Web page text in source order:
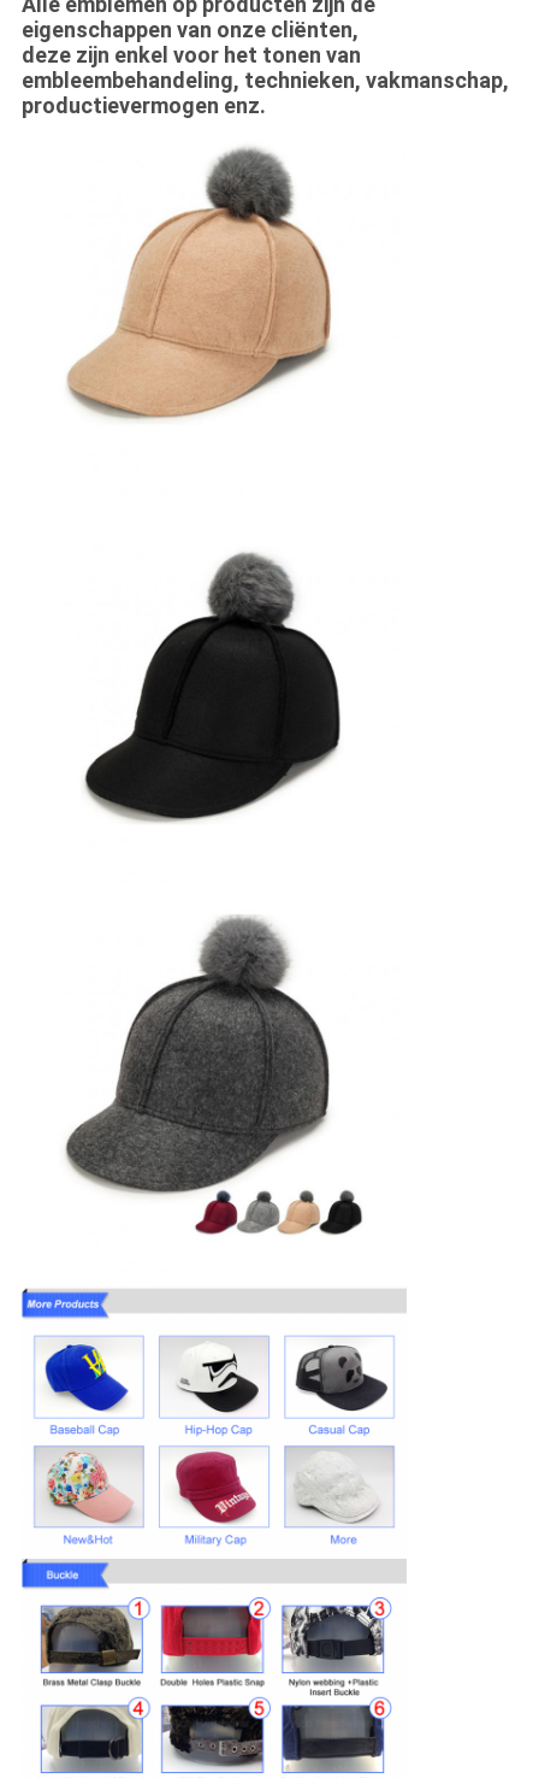
eigenschappen van onze cliënten,
deze zijn enkel voor het tonen van
embleembehandeling, technieken, vakmanschap,
productievermogen enz.